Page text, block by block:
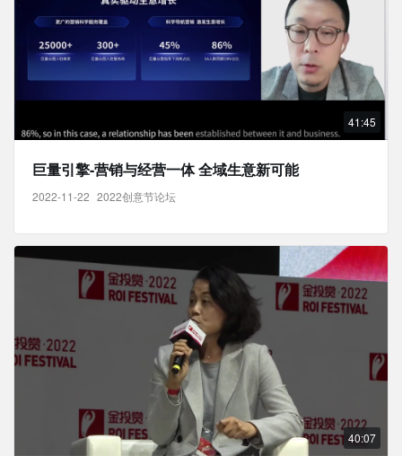
41:45
巨量引擎-营销与经营一体 全域生意新可能
2022-11-22 2022创意节论坛
40:07